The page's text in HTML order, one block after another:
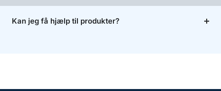
Kan jeg få hjælp til produkter?